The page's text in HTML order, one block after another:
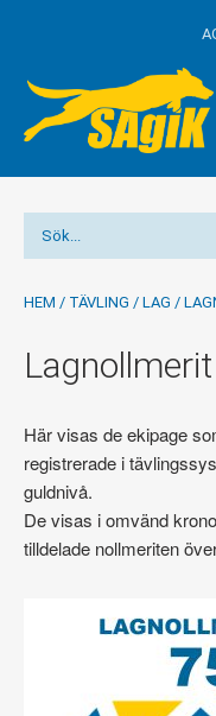
HEM / TÄVLING / LAG /
Här visas de ekipage
registrerade i
guldnivå.
De visas i omvänd
tilldelade nollmeriten